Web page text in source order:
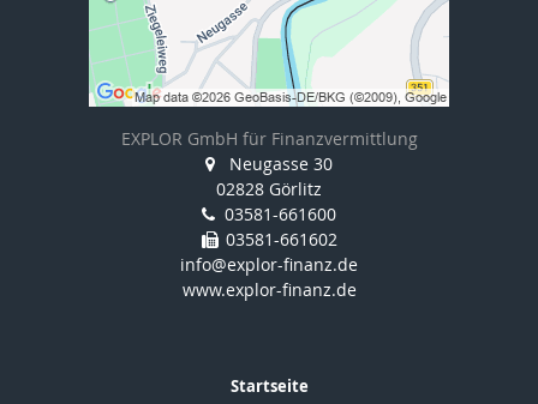
EXPLOR GmbH für Finanzvermittlung
Neugasse 30
02828 Görlitz
03581-661600
03581-661602
info@explor-finanz.de
www.explor-finanz.de
Startseite